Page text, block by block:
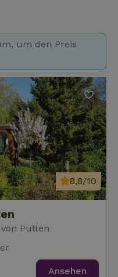
um den Preis
Putten
8,8/10
Ansehen